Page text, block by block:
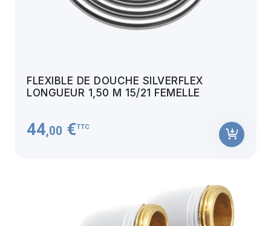
FLEXIBLE DE DOUCHE SILVERFLEX
LONGUEUR 1,50 M 15/21 FEMELLE
44,00 €TTC